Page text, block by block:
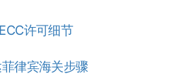
许可细节
律宾海关步骤